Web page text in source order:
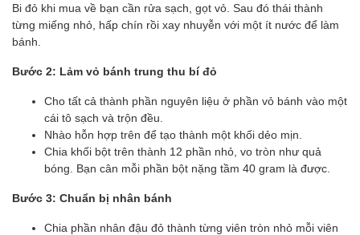
Bi đỏ khi mua về bạn cần rửa sạch, gọt vỏ. Sau đó thái thành
từng miếng nhỏ, hấp chín rồi xay nhuyễn với một ít nước để làm
bánh.
Bước 2: Lảm vỏ bánh trung thu bí đỏ
Cho tất cả thành phần nguyên liệu ở phần vỏ bánh vào một
cái tô sạch và trộn đều.
Nhào hỗn hợp trên để tạo thành một khối dẻo mịn.
Chia khối bột trên thành 12 phần nhỏ, vo tròn như quả
bóng. Bạn cân mỗi phần bột nặng tầm 40 gram là được.
Bước 3: Chuẩn bị nhân bánh
Chia phần nhân đậu đỏ thành từng viên tròn nhỏ mỗi viên